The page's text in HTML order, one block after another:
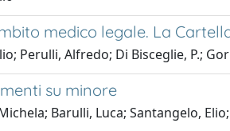
medico legale. La
Perulli, Alfredo; Di Bisceglie, P.;
su minore
Barulli, Luca; Santangelo,